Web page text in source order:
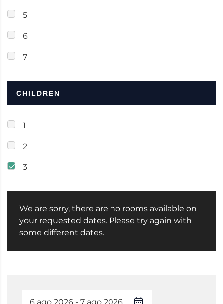
5
6
7
CHILDREN
1
2
3
We are sorry, there are no rooms available on
your requested dates. Please try again with
some different dates.